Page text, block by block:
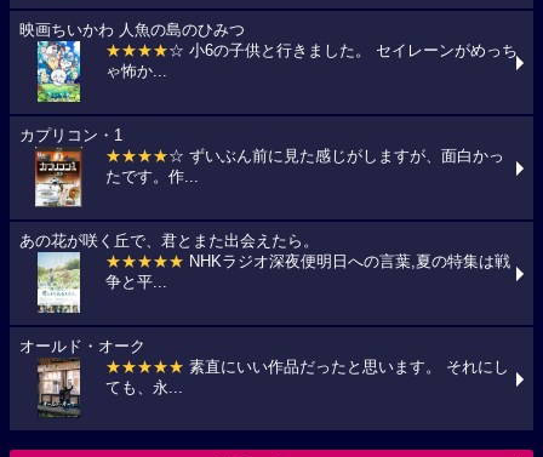
映画ちいかわ 人魚の島のひみつ
★★★★☆ 小6の子供と行きました。 セイレーンがめっち
ゃ怖か...
カプリコン・1
★★★★☆ ずいぶん前に見た感じがしますが、面白かっ
たです。作...
あの花が咲く丘で、君とまた出会えたら。
★★★★★ NHKラジオ深夜便明日への言葉,夏の特集は戦
争と平...
オールド・オーク
★★★★★ 素直にいい作品だったと思います。 それにし
ても、永...